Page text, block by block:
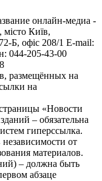
онлайн-медиа -
Київ,
офіс 208/1 E-mail:
044-205-43-00
размещённых на
на
«Новости
– обязательна
гиперссылка.
от
материалов.
– должна быть
абзаце